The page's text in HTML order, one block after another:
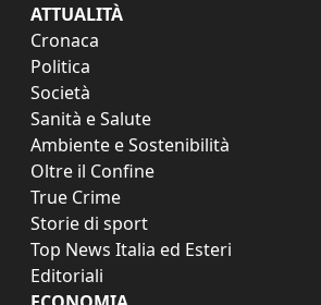
ATTUALITÀ
Cronaca
Politica
Società
Sanità e Salute
Ambiente e Sostenibilità
Oltre il Confine
True Crime
Storie di sport
Top News Italia ed Esteri
Editoriali